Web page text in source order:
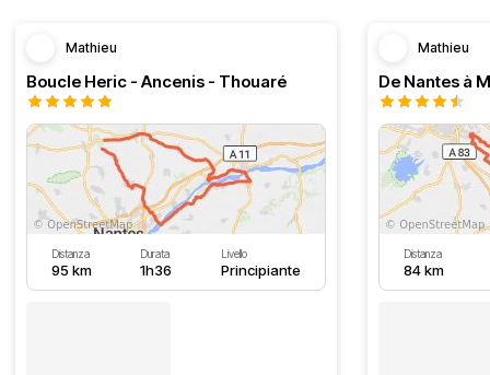
Mathieu
Boucle Heric - Ancenis - Thouaré
Distanza
95 km
Durata
1h36
Livello
Principiante
Mathieu
Distanza
84 km